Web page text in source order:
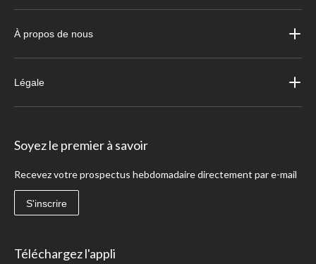
À propos de nous
Légale
Soyez le premier à savoir
Recevez votre prospectus hebdomadaire directement par e-mail
S'inscrire
Téléchargez l'appli